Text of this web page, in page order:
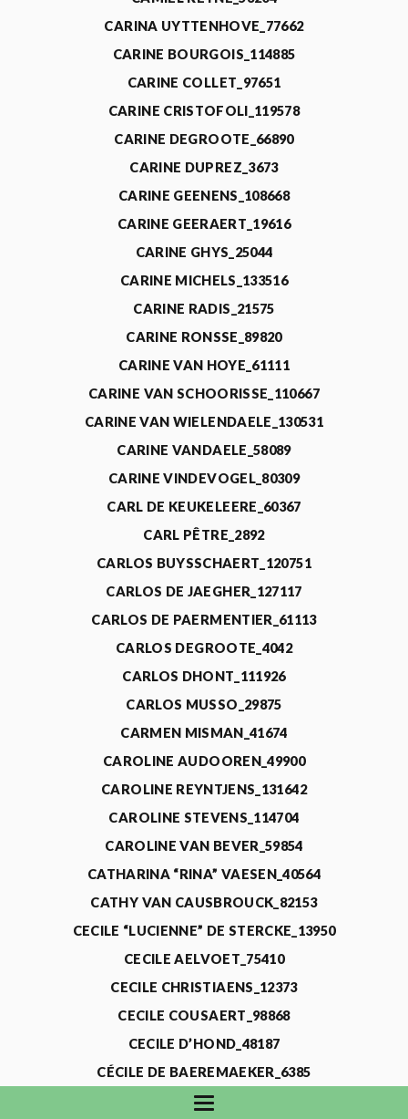
CARINA UYTTENHOVE_77662
CARINE BOURGOIS_114885
CARINE COLLET_97651
CARINE CRISTOFOLI_119578
CARINE DEGROOTE_66890
CARINE DUPREZ_3673
CARINE GEENENS_108668
CARINE GEERAERT_19616
CARINE GHYS_25044
CARINE MICHELS_133516
CARINE RADIS_21575
CARINE RONSSE_89820
CARINE VAN HOYE_61111
CARINE VAN SCHOORISSE_110667
CARINE VAN WIELENDAELE_130531
CARINE VANDAELE_58089
CARINE VINDEVOGEL_80309
CARL DE KEUKELEERE_60367
CARL PÊTRE_2892
CARLOS BUYSSCHAERT_120751
CARLOS DE JAEGHER_127117
CARLOS DE PAERMENTIER_61113
CARLOS DEGROOTE_4042
CARLOS DHONT_111926
CARLOS MUSSO_29875
CARMEN MISMAN_41674
CAROLINE AUDOOREN_49900
CAROLINE REYNTJENS_131642
CAROLINE STEVENS_114704
CAROLINE VAN BEVER_59854
CATHARINA “RINA” VAESEN_40564
CATHY VAN CAUSBROUCK_82153
CECILE “LUCIENNE” DE STERCKE_13950
CECILE AELVOET_75410
CECILE CHRISTIAENS_12373
CECILE COUSAERT_98868
CECILE D’HOND_48187
CÉCILE DE BAEREMAEKER_6385
CECILE DE WAELE_4731